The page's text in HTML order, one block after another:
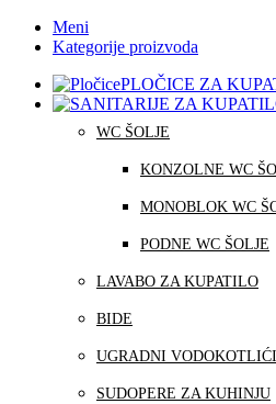
Meni
Kategorije proizvoda
PLOČICE ZA
WC ŠOLJE
KONZOLNE WC
MONOBLOK WC
PODNE WC ŠOLJE
LAVABO ZA KUPATILO
BIDE
UGRADNI VODOKOTLIĆI
SUDOPERE ZA KUHINJU